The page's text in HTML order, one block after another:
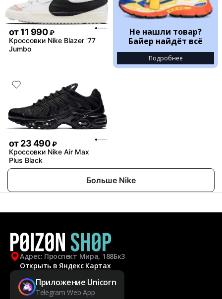
от11 990 ₽
Кроссовки Nike Blazer '77
Jumbo
Не нашли товар?
Байер найдёт всё
Подробнее
от23 490 ₽
Кроссовки Nike Air Max
Plus Black
Больше Nike
Адрес: Проспект Мира, 188Бк3
Открыть в Яндекс Картах
Приложение Unicorn
Telegram Web App